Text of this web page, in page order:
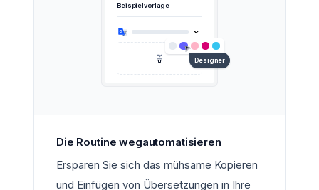
Beispielvorlage
Designer
Die Routine wegautomatisieren
Ersparen Sie sich das mühsame Kopieren
und Einfügen von Übersetzungen in Ihre